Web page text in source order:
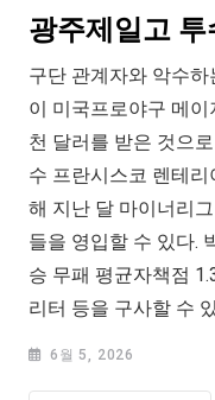
광주제일고
구단 관계자와 악수
이 미국프로야구 메
천 달러를 받은 것으
수 프란시스코 렌테
해 지난 달 마이너리
들을 영입할 수 있다.
승 무패 평균자책점
리터 등을 구사할 수
6월 5, 2026